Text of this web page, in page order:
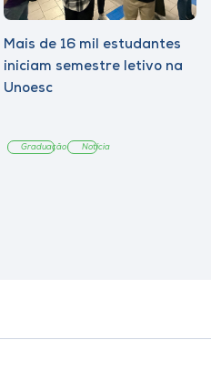
Mais de 16 mil estudantes
iniciam semestre letivo na
Unoesc
Graduação Notícia